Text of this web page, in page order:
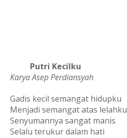
Putri Kecilku
Karya Asep Perdiansyah
Gadis kecil semangat hidupku
Menjadi semangat atas lelahku
Senyumannya sangat manis
Selalu terukur dalam hati